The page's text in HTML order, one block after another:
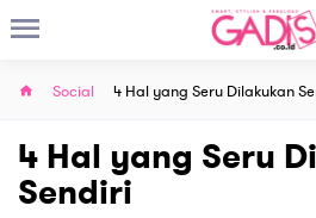
Social 4 Hal yang Seru Dilakukan
4 Hal yang Seru
Sendiri